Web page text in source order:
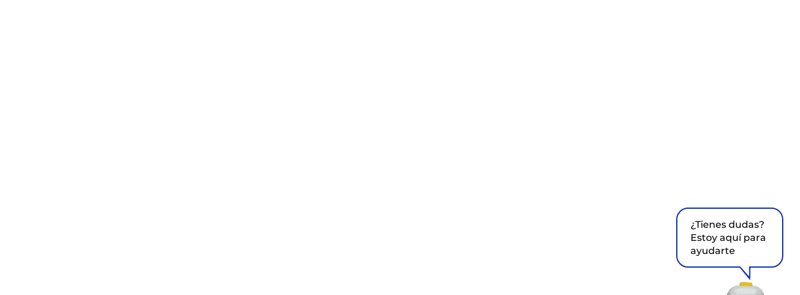
¿Tienes dudas?
Estoy aquí para
ayudarte